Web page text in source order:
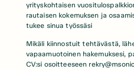
yrityskohtaisen
rautaisen kokemuksen ja
tukee sinua työssäsi
Mikäli kiinnostuit tehtävästä,
vapaamuotoinen hakemuksesi,
CV:si osoitteeseen